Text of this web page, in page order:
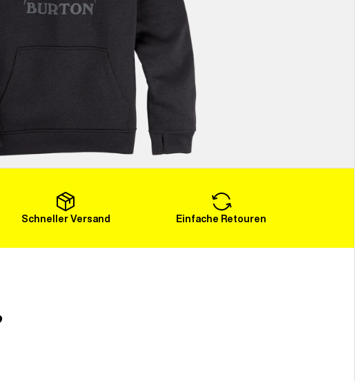
Schneller Versand Einfache Retouren